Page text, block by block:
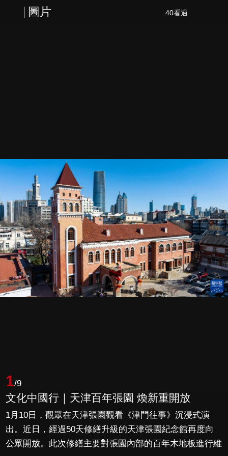
圖片 40看過
1/9
文化中國行｜天津百年張園 煥新重開放
1月10日，觀眾在天津張園觀看《津門往事》沉浸式演
出。近日，經過50天修繕升級的天津張園紀念館再度向
公眾開放。此次修繕主要對張園內部的百年木地板進行維